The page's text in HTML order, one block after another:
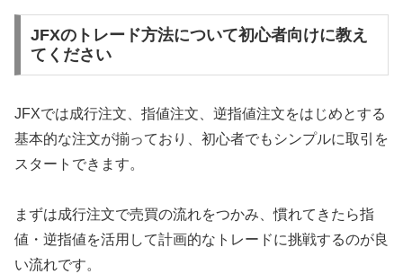
JFXのトレード方法について初心者向けに教え
てください
JFXでは成行注文、指値注文、逆指値注文をはじめとする
基本的な注文が揃っており、初心者でもシンプルに取引を
スタートできます。
まずは成行注文で売買の流れをつかみ、慣れてきたら指
値・逆指値を活用して計画的なトレードに挑戦するのが良
い流れです。